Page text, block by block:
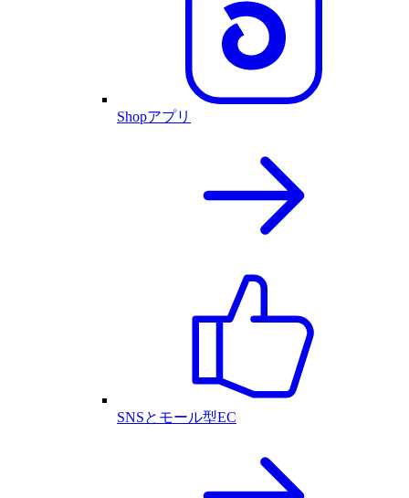
Shopアプリ
SNSとモール型EC